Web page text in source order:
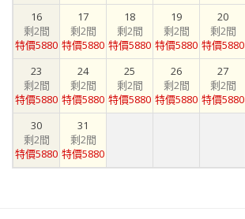
16
剩2間
特價5880
17
剩2間
特價5880
18
剩2間
特價5880
19
剩2間
特價5880
20
剩2間
特價5880
23
剩2間
特價5880
24
剩2間
特價5880
25
剩2間
特價5880
26
剩2間
特價5880
27
剩2間
特價5880
30
剩2間
特價5880
31
剩2間
特價5880